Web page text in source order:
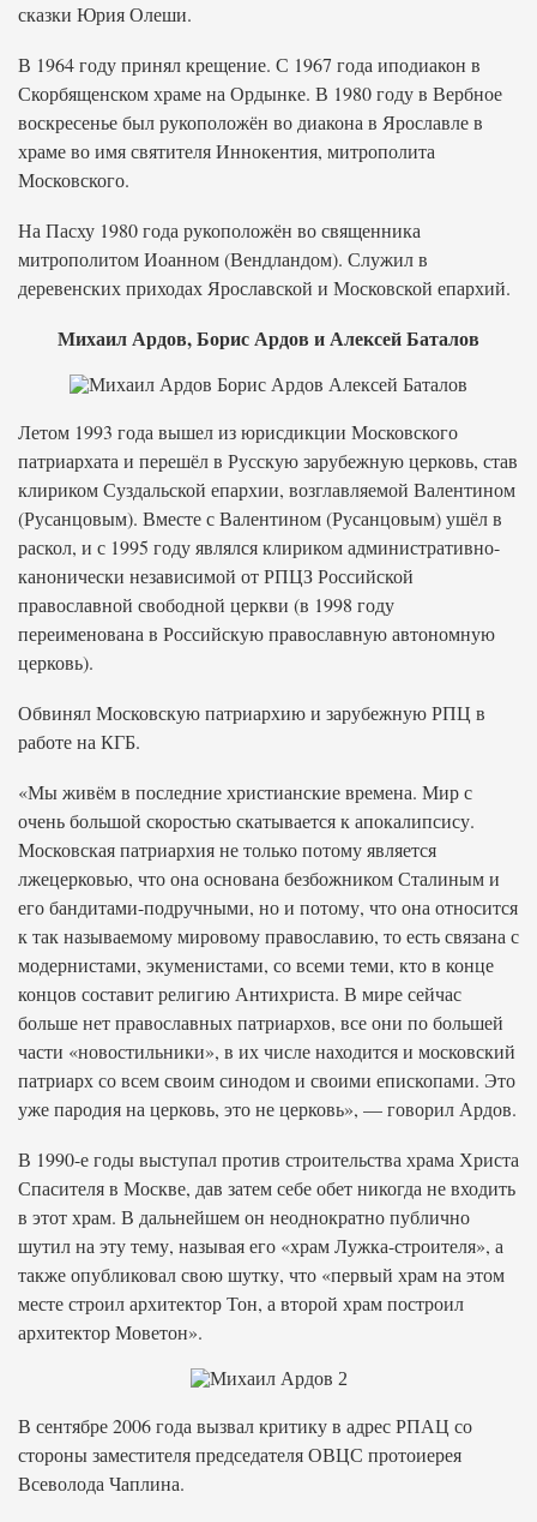
сказки Юрия Олеши.
В 1964 году принял крещение. С 1967 года иподиакон в
Скорбященском храме на Ордынке. В 1980 году в Вербное
воскресенье был рукоположён во диакона в Ярославле в
храме во имя святителя Иннокентия, митрополита
Московского.
На Пасху 1980 года рукоположён во священника
митрополитом Иоанном (Вендландом). Служил в
деревенских приходах Ярославской и Московской епархий.
Михаил Ардов, Борис Ардов и Алексей Баталов
Летом 1993 года вышел из юрисдикции Московского
патриархата и перешёл в Русскую зарубежную церковь, став
клириком Суздальской епархии, возглавляемой Валентином
(Русанцовым). Вместе с Валентином (Русанцовым) ушёл в
раскол, и с 1995 году являлся клириком административно-
канонически независимой от РПЦЗ Российской
православной свободной церкви (в 1998 году
переименована в Российскую православную автономную
церковь).
Обвинял Московскую патриархию и зарубежную РПЦ в
работе на КГБ.
«Мы живём в последние христианские времена. Мир с
очень большой скоростью скатывается к апокалипсису.
Московская патриархия не только потому является
лжецерковью, что она основана безбожником Сталиным и
его бандитами-подручными, но и потому, что она относится
к так называемому мировому православию, то есть связана с
модернистами, экуменистами, со всеми теми, кто в конце
концов составит религию Антихриста. В мире сейчас
больше нет православных патриархов, все они по большей
части «новостильники», в их числе находится и московский
патриарх со всем своим синодом и своими епископами. Это
уже пародия на церковь, это не церковь», — говорил Ардов.
В 1990-е годы выступал против строительства храма Христа
Спасителя в Москве, дав затем себе обет никогда не входить
в этот храм. В дальнейшем он неоднократно публично
шутил на эту тему, называя его «храм Лужка-строителя», а
также опубликовал свою шутку, что «первый храм на этом
месте строил архитектор Тон, а второй храм построил
архитектор Моветон».
В сентябре 2006 года вызвал критику в адрес РПАЦ со
стороны заместителя председателя ОВЦС протоиерея
Всеволода Чаплина.